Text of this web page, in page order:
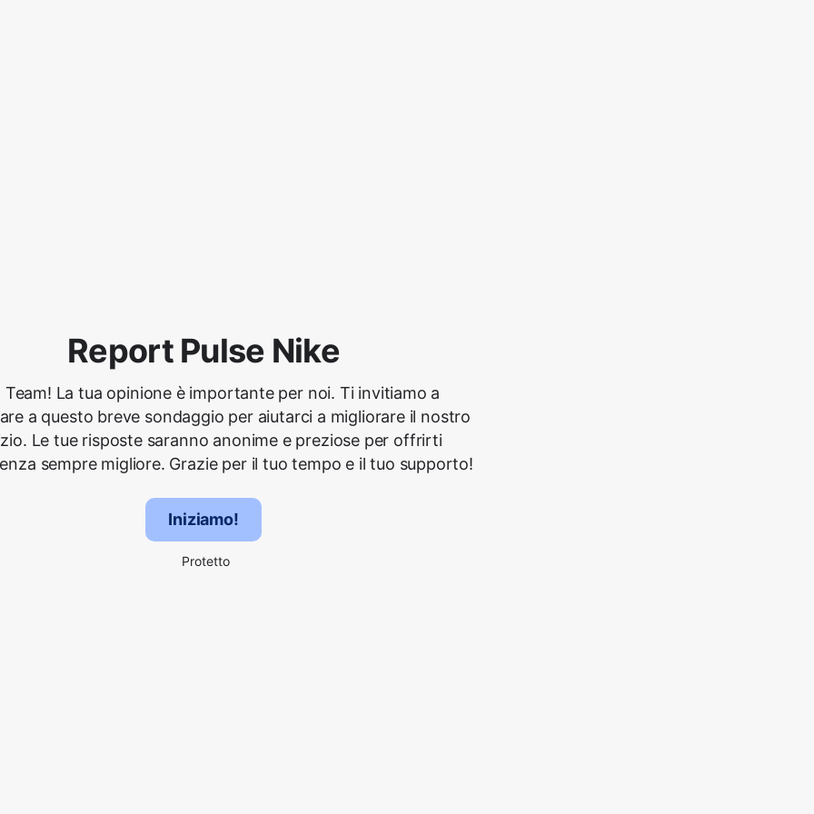
Report Pulse Nike
Team! La tua opinione è importante per noi. Ti invitiamo a
a questo breve sondaggio per aiutarci a migliorare il nostro
Le tue risposte saranno anonime e preziose per offrirti
sempre migliore. Grazie per il tuo tempo e il tuo supporto!
Iniziamo!
Protetto